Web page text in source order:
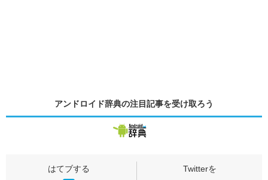
アンドロイド辞典の注目記事を受け取ろう